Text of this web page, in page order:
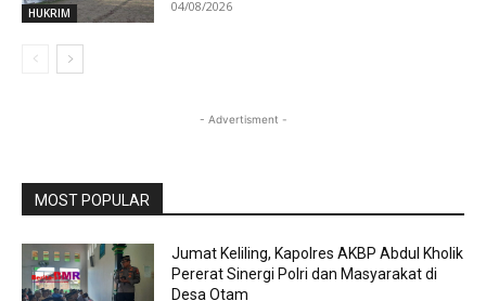
HUKRIM 04/08/2026
- Advertisment -
MOST POPULAR
Jumat Keliling, Kapolres AKBP Abdul Kholik
Pererat Sinergi Polri dan Masyarakat di
Desa Otam